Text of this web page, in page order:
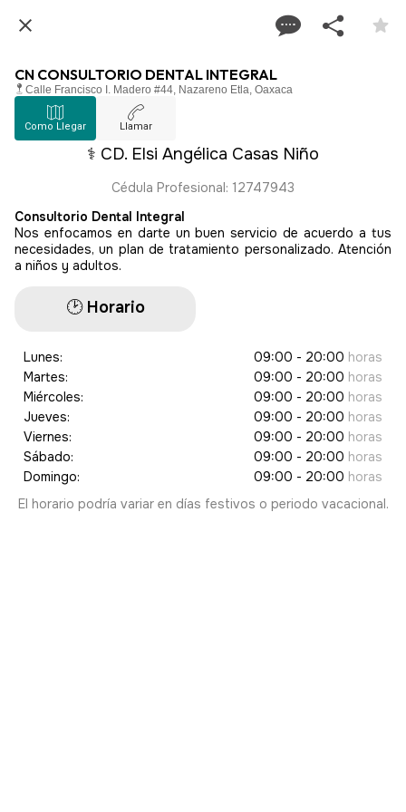
CN CONSULTORIO DENTAL INTEGRAL
Calle Francisco I. Madero #44, Nazareno Etla, Oaxaca
Como Llegar Llamar
⚕️ CD. Elsi Angélica Casas Niño
Cédula Profesional: 12747943
Consultorio Dental Integral
Nos enfocamos en darte un buen servicio de acuerdo a tus
necesidades, un plan de tratamiento personalizado. Atención
a niños y adultos.
🕑​ Horario
Lunes: 09:00 - 20:00 horas
Martes:
09:00 - 20:00 horas
Miércoles:
09:00 - 20:00 horas
Jueves:
09:00 - 20:00 horas
Viernes:
09:00 - 20:00 horas
Sábado:
09:00 - 20:00 horas
Domingo:
09:00 - 20:00 horas
El horario podría variar en días festivos o periodo vacacional.